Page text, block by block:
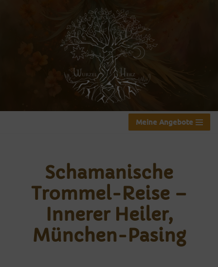
Meine Angebote
Schamanische
Trommel-Reise –
Innerer Heiler,
München-Pasing